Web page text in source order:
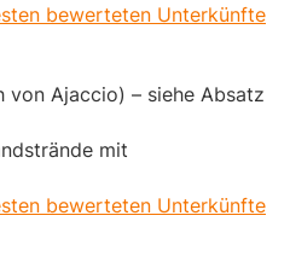
bewerteten Unterkünfte
von Ajaccio) – siehe Absatz
mit
bewerteten Unterkünfte